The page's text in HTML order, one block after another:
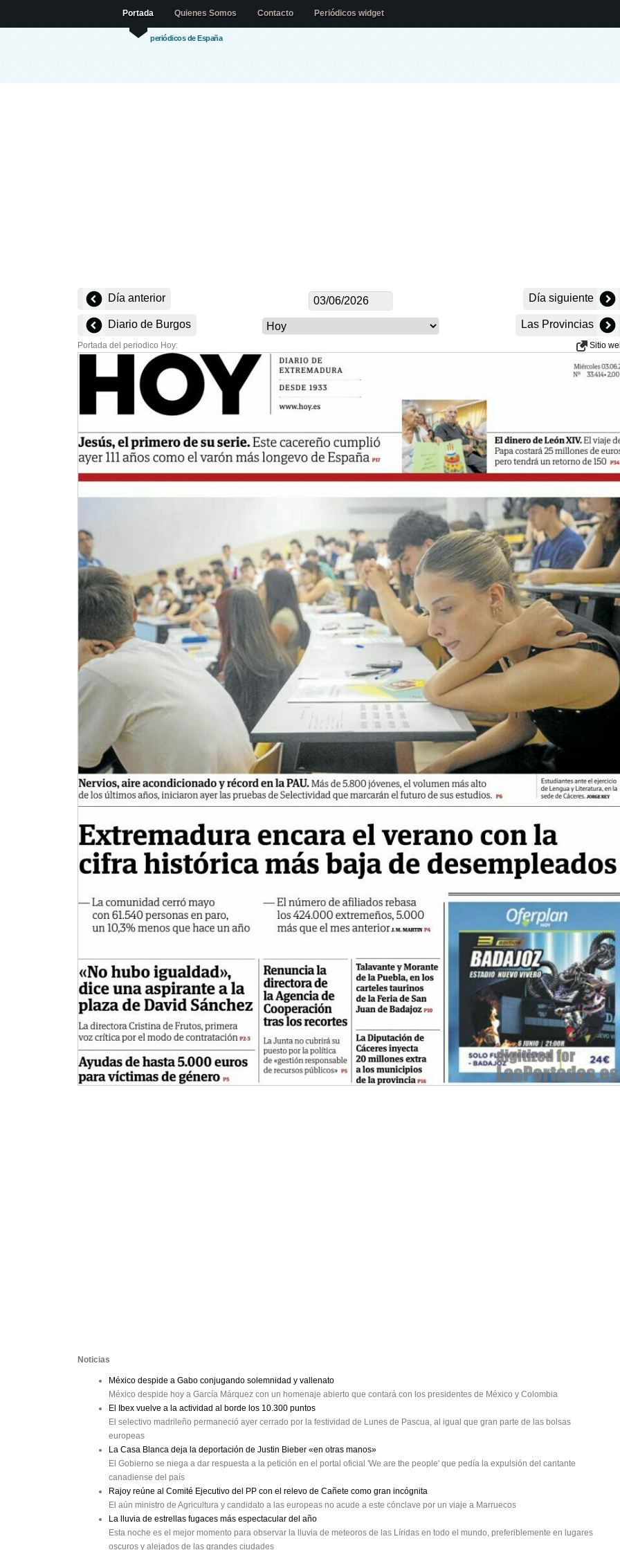
periódicos de España
Portada Quienes Somos Contacto Periódicos widget
Día anterior Día siguiente
Diario de Burgos Las Provincias
Portada del periodico Hoy: Sitio
Noticias
México despide a Gabo conjugando solemnidad y vallenato
México despide hoy a García Márquez con un homenaje abierto que contará con los presidentes de México y Colombia
El Ibex vuelve a la actividad al borde los 10.300 puntos
El selectivo madrileño permaneció ayer cerrado por la festividad de Lunes de Pascua, al igual que gran parte de las bolsas
europeas
La Casa Blanca deja la deportación de Justin Bieber «en otras manos»
El Gobierno se niega a dar respuesta a la petición en el portal oficial 'We are the people' que pedía la expulsión del cantante
canadiense del país
Rajoy reúne al Comité Ejecutivo del PP con el relevo de Cañete como gran incógnita
El aún ministro de Agricultura y candidato a las europeas no acude a este cónclave por un viaje a Marruecos
La lluvia de estrellas fugaces más espectacular del año
Esta noche es el mejor momento para observar la lluvia de meteoros de las Líridas en todo el mundo, preferiblemente en lugares
oscuros y alejados de las grandes ciudades